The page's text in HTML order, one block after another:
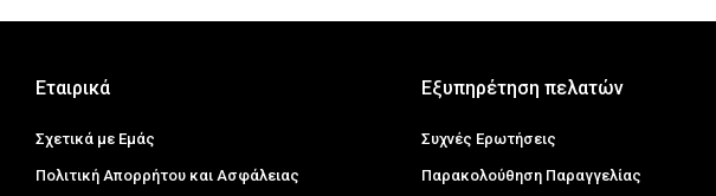
Εταιρικά
Σχετικά με Εμάς
Πολιτική Απορρήτου και Ασφάλειας
Εξυπηρέτηση πελατών
Συχνές Ερωτήσεις
Παρακολούθηση Παραγγελίας